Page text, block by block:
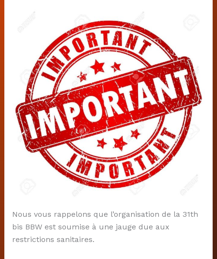
Nous vous rappelons que l’organisation de la 31th
bis BBW est soumise à une jauge due aux
restrictions sanitaires.